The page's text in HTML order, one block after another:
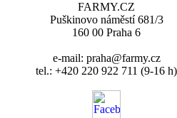
FARMY.CZ
Puškinovo náměstí 681/3
160 00 Praha 6
e-mail: praha@farmy.cz
tel.: +420 220 922 711 (9-16 h)